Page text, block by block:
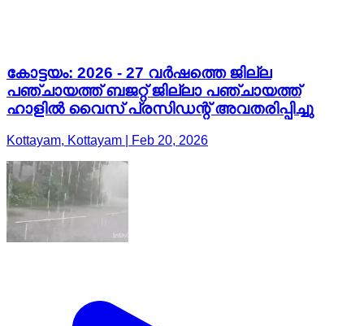
കോട്ടയം: 2026 - 27 വർഷത്തെ ജില്ല
പഞ്ചായത്ത് ബജറ്റ് ജില്ലാ പഞ്ചായത്ത്
ഹാളിൽ വൈസ് പ്രസിഡന്റ് അവതരിപ്പിച്ചു
Kottayam, Kottayam | Feb 20, 2026